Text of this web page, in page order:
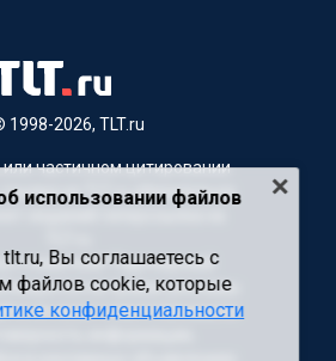
1998-2026, TLT.ru
частичном цитировании
на TLT.ru обязательна.
изданий гиперссылка на
с пометкой "Партнерский
на правах рекламы.
не несет ответственности
информации,
использовании файлов
Вы соглашаетесь с
файлов cookie, которые
конфиденциальности